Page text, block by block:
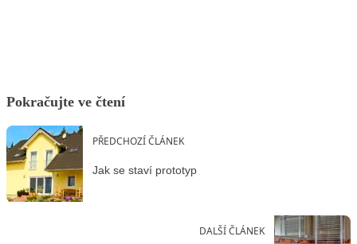
Pokračujte ve čtení
PŘEDCHOZÍ ČLÁNEK
Jak se staví prototyp
DALŠÍ ČLÁNEK